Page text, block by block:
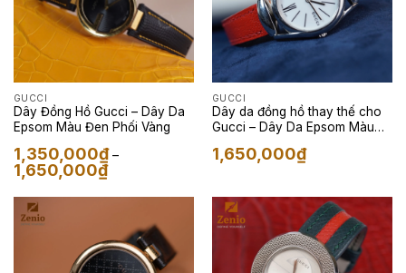
GUCCI
Dây Đồng Hồ Gucci – Dây Da
Epsom Màu Đen Phối Vàng
1,350,000₫ –
1,650,000₫Khoảng
giá:
1,650,000₫
GUCCI
Dây da đồng hồ thay thế cho
Gucci – Dây Da Epsom Màu
1,650,000₫